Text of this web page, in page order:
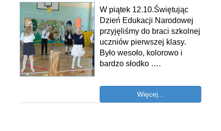
W piątek 12.10.Świętując
Dzień Edukacji Narodowej
przyjęliśmy do braci szkolnej
uczniów pierwszej klasy.
Było wesoło, kolorowo i
bardzo słodko ….
Więcej...